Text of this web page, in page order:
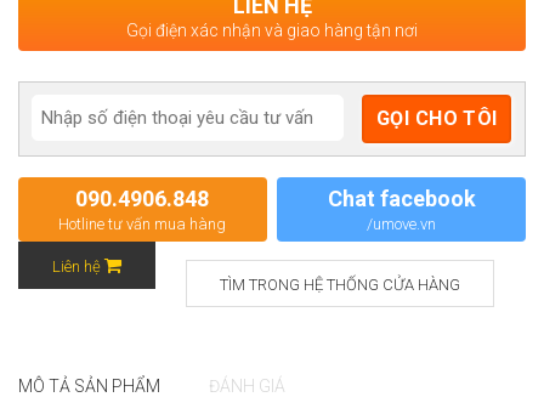
LIÊN HỆ
Gọi điện xác nhận và giao hàng tận nơi
090.4906.848
Hotline tư vấn mua hàng
Chat facebook
/umove.vn
Liên hệ
TÌM TRONG HỆ THỐNG CỬA HÀNG
MÔ TẢ SẢN PHẨM ĐÁNH GIÁ